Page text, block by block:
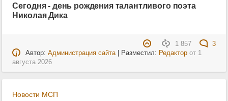
Сегодня - день рождения талантливого поэта
Николая Дика
1 857
3
Автор: Администрация сайта| Разместил: Редакторот 1
августа 2026
Новости МСП